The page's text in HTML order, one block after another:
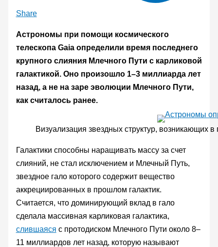
Share
Астрономы при помощи космического
телескопа Gaia определили время последнего
крупного слияния Млечного Пути с карликовой
галактикой. Оно произошло 1–3 миллиарда лет
назад, а не на заре эволюции Млечного Пути,
как считалось ранее.
Визуализация звездных структур, возникающих
Галактики способны наращивать массу за счет
слияний, не стал исключением и Млечный Путь,
звездное гало которого содержит вещество
аккрециированных в прошлом галактик.
Считается, что доминирующий вклад в гало
сделала массивная карликовая галактика,
слившаяся с протодиском Млечного Пути около 8–
11 миллиардов лет назад, которую называют